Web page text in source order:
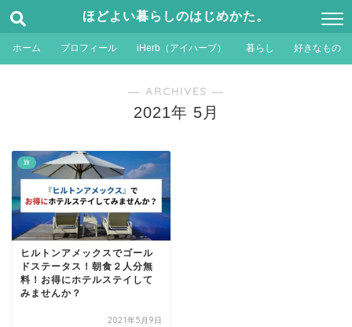
ほどよい暮らしのはじめかた。
ホーム プロフィール iHerb（アイハーブ） 暮らし 好きなもの
― ARCHIVES ―
2021年 5月
旅
ヒルトンアメックスでゴール
ドステータス！朝食２人分無
料！お得にホテルステイして
みませんか？
2021年5月9日